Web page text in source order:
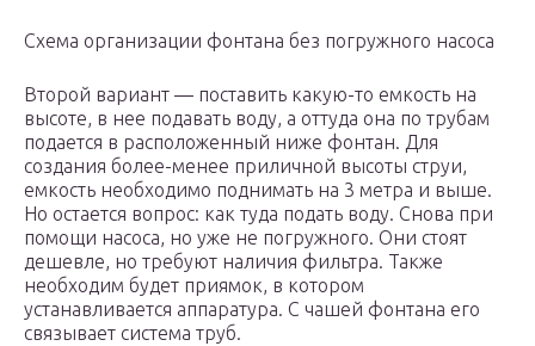
Схема организации фонтана без погружного насоса
Второй вариант — поставить какую-то емкость на
высоте, в нее подавать воду, а оттуда она по трубам
подается в расположенный ниже фонтан. Для
создания более-менее приличной высоты струи,
емкость необходимо поднимать на 3 метра и выше.
Но остается вопрос: как туда подать воду. Снова при
помощи насоса, но уже не погружного. Они стоят
дешевле, но требуют наличия фильтра. Также
необходим будет приямок, в котором
устанавливается аппаратура. С чашей фонтана его
связывает система труб.